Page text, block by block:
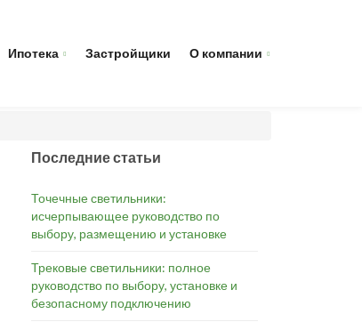
Ипотека Застройщики О компании
Последние статьи
Точечные светильники:
исчерпывающее руководство по
выбору, размещению и установке
Трековые светильники: полное
руководство по выбору, установке и
безопасному подключению